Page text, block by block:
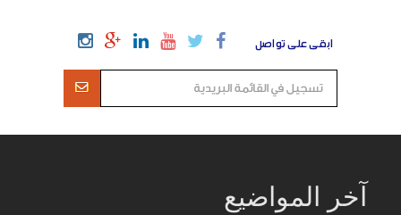
ابقى على تواصل
آخر المواضيع